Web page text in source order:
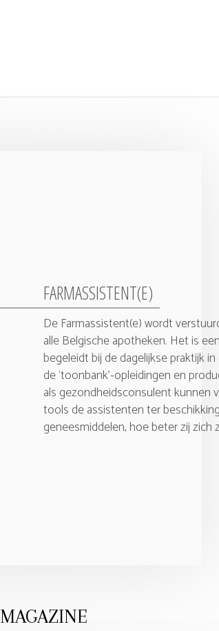
FARMASSISTENT(E)
De Farmassistent(e) wordt
alle Belgische apotheken. Het is
begeleidt bij de dagelijkse praktijk
de ‘toonbank’-opleidingen en
als gezondheidsconsulent kunnen
tools de assistenten ter
geneesmiddelen, hoe beter zij zich
MAGAZINE